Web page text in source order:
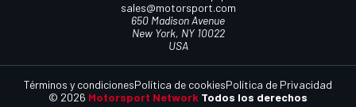
sales@motorsport.com
650 Madison Avenue
New York, NY 10022
USA
© 2026 Motorsport Network Todos los derechos
Términos y condicionesPolítica de cookiesPolítica de Privacidad